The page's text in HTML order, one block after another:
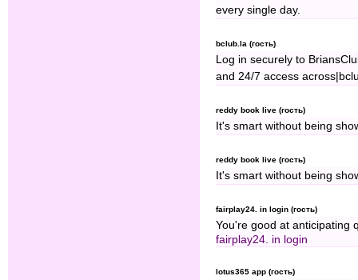
every single day.
bclub.la (гость)
Log in securely to
and 24/7 access
reddy book live (гость)
It's smart without being
reddy book live (гость)
It's smart without being
fairplay24. in login (гость)
You're good at anticipating
fairplay24. in login
lotus365 app (гость)